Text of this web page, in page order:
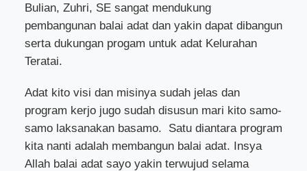
Bulian, Zuhri, SE sangat mendukung
pembangunan balai adat dan yakin dapat dibangun
serta dukungan progam untuk adat Kelurahan
Teratai.
Adat kito visi dan misinya sudah jelas dan
program kerjo jugo sudah disusun mari kito samo-
samo laksanakan basamo.
Satu diantara program
kita nanti adalah membangun balai adat. Insya
Allah balai adat sayo yakin terwujud selama